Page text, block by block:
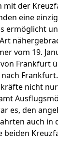
mit der
eine
ermöglicht
vom 19.
Frankfurt
nicht
es, den
auch in
beiden